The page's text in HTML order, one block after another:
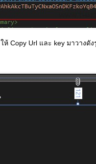
ให้ Copy Url และ key มาวางดั